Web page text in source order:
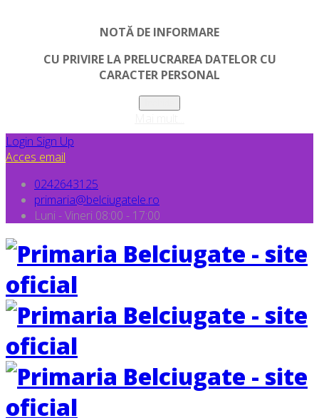
NOTĂ DE INFORMARE
CU PRIVIRE LA PRELUCRAREA DATELOR CU
CARACTER PERSONAL
Login Sign Up
Acces email
0242643125
primaria@belciugatele.ro
Luni - Vineri 08:00 - 17:00